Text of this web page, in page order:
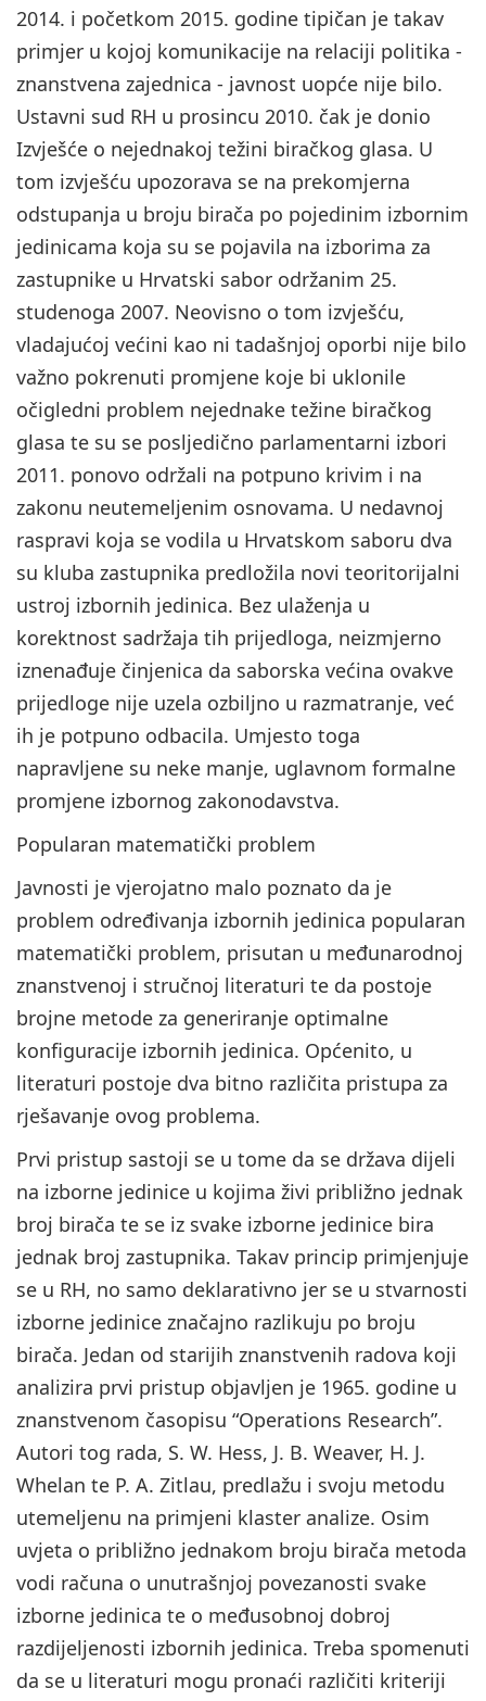
2014. i početkom 2015. godine tipičan je takav
primjer u kojoj komunikacije na relaciji politika -
znanstvena zajednica - javnost uopće nije bilo.
Ustavni sud RH u prosincu 2010. čak je donio
Izvješće o nejednakoj težini biračkog glasa. U
tom izvješću upozorava se na prekomjerna
odstupanja u broju birača po pojedinim izbornim
jedinicama koja su se pojavila na izborima za
zastupnike u Hrvatski sabor održanim 25.
studenoga 2007. Neovisno o tom izvješću,
vladajućoj većini kao ni tadašnjoj oporbi nije bilo
važno pokrenuti promjene koje bi uklonile
očigledni problem nejednake težine biračkog
glasa te su se posljedično parlamentarni izbori
2011. ponovo održali na potpuno krivim i na
zakonu neutemeljenim osnovama. U nedavnoj
raspravi koja se vodila u Hrvatskom saboru dva
su kluba zastupnika predložila novi teoritorijalni
ustroj izbornih jedinica. Bez ulaženja u
korektnost sadržaja tih prijedloga, neizmjerno
iznenađuje činjenica da saborska većina ovakve
prijedloge nije uzela ozbiljno u razmatranje, već
ih je potpuno odbacila. Umjesto toga
napravljene su neke manje, uglavnom formalne
promjene izbornog zakonodavstva.
Popularan matematički problem
Javnosti je vjerojatno malo poznato da je
problem određivanja izbornih jedinica popularan
matematički problem, prisutan u međunarodnoj
znanstvenoj i stručnoj literaturi te da postoje
brojne metode za generiranje optimalne
konfiguracije izbornih jedinica. Općenito, u
literaturi postoje dva bitno različita pristupa za
rješavanje ovog problema.
Prvi pristup sastoji se u tome da se država dijeli
na izborne jedinice u kojima živi približno jednak
broj birača te se iz svake izborne jedinice bira
jednak broj zastupnika. Takav princip primjenjuje
se u RH, no samo deklarativno jer se u stvarnosti
izborne jedinice značajno razlikuju po broju
birača. Jedan od starijih znanstvenih radova koji
analizira prvi pristup objavljen je 1965. godine u
znanstvenom časopisu “Operations Research”.
Autori tog rada, S. W. Hess, J. B. Weaver, H. J.
Whelan te P. A. Zitlau, predlažu i svoju metodu
utemeljenu na primjeni klaster analize. Osim
uvjeta o približno jednakom broju birača metoda
vodi računa o unutrašnjoj povezanosti svake
izborne jedinica te o međusobnoj dobroj
razdijeljenosti izbornih jedinica. Treba spomenuti
da se u literaturi mogu pronaći različiti kriteriji